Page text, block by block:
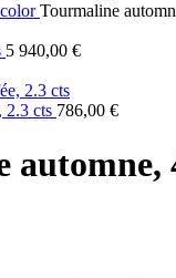
Tourmaline
5 940,00 €
2.3 cts 786,00 €
automne,